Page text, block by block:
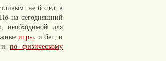
не болел, в
на сегодняшний
необходимой для
игры, и бег, и
ипо физическому